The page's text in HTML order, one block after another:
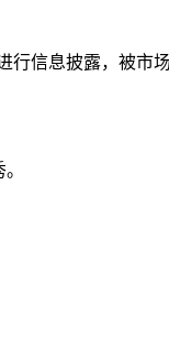
行信息披露，被市